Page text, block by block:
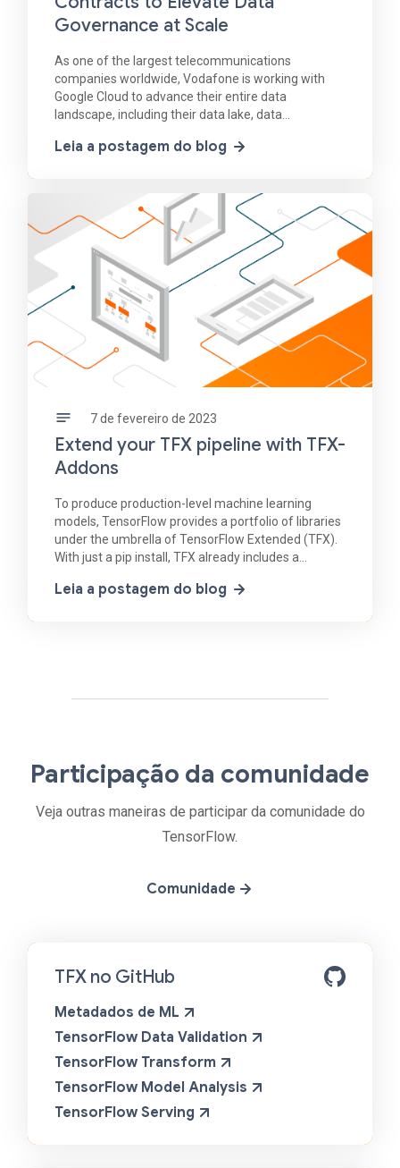
Governance at Scale
As one of the largest telecommunications
companies worldwide, Vodafone is working with
Google Cloud to advance their entire data
landscape, including their data lake, data
strategies. While Vodafone has used
Leia a postagem do blog
Extend your TFX pipeline with TFX-
Addons
To produce production-level machine learning
models, TensorFlow provides a portfolio of libraries
under the umbrella of TensorFlow Extended (TFX).
With just a pip install, TFX already includes a
to
7 de fevereiro de 2023
Leia a postagem do blog
Participação da comunidade
Veja outras maneiras de participar da comunidade do
TensorFlow.
Comunidade
TFX no GitHub
Metadados de ML
TensorFlow Data Validation
TensorFlow Transform
TensorFlow Model Analysis
TensorFlow Serving